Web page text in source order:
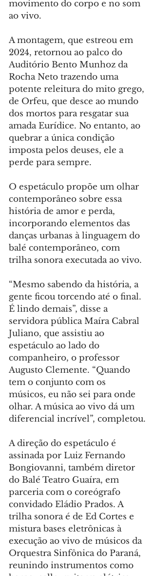
movimento do corpo e no som
ao vivo.
A montagem, que estreou em
2024, retornou ao palco do
Auditório Bento Munhoz da
Rocha Neto trazendo uma
potente releitura do mito grego,
de Orfeu, que desce ao mundo
dos mortos para resgatar sua
amada Eurídice. No entanto, ao
quebrar a única condição
imposta pelos deuses, ele a
perde para sempre.
O espetáculo propõe um olhar
contemporâneo sobre essa
história de amor e perda,
incorporando elementos das
danças urbanas à linguagem do
balé contemporâneo, com
trilha sonora executada ao vivo.
“Mesmo sabendo da história, a
gente ficou torcendo até o final.
É lindo demais”, disse a
servidora pública Maíra Cabral
Juliano, que assistiu ao
espetáculo ao lado do
companheiro, o professor
Augusto Clemente. “Quando
tem o conjunto com os
músicos, eu não sei para onde
olhar. A música ao vivo dá um
diferencial incrível”, completou.
A direção do espetáculo é
assinada por Luiz Fernando
Bongiovanni, também diretor
do Balé Teatro Guaíra, em
parceria com o coreógrafo
convidado Eládio Prados. A
trilha sonora é de Ed Cortes e
mistura bases eletrônicas à
execução ao vivo de músicos da
Orquestra Sinfônica do Paraná,
reunindo instrumentos como